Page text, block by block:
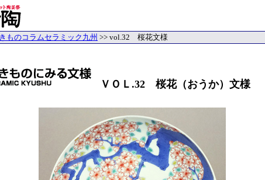
ものコラムセラミック九州 >> vol.32 桜花文様
ＶＯＬ.32 桜花（おうか）文様